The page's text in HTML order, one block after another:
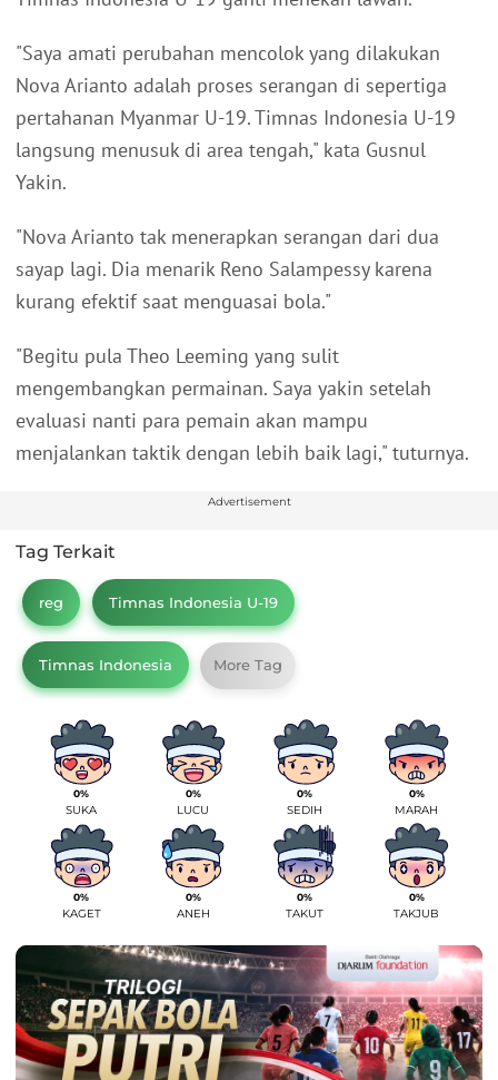
"Saya amati perubahan mencolok yang dilakukan
Nova Arianto adalah proses serangan di sepertiga
pertahanan Myanmar U-19. Timnas Indonesia U-19
langsung menusuk di area tengah," kata Gusnul
Yakin.
"Nova Arianto tak menerapkan serangan dari dua
sayap lagi. Dia menarik Reno Salampessy karena
kurang efektif saat menguasai bola."
"Begitu pula Theo Leeming yang sulit
mengembangkan permainan. Saya yakin setelah
evaluasi nanti para pemain akan mampu
menjalankan taktik dengan lebih baik lagi," tuturnya.
Advertisement
Tag Terkait
reg Timnas Indonesia U-19
Timnas Indonesia More Tag
0%
SUKA
0%
LUCU
0%
SEDIH
0%
MARAH
0%
KAGET
0%
ANEH
0%
TAKUT
0%
TAKJUB